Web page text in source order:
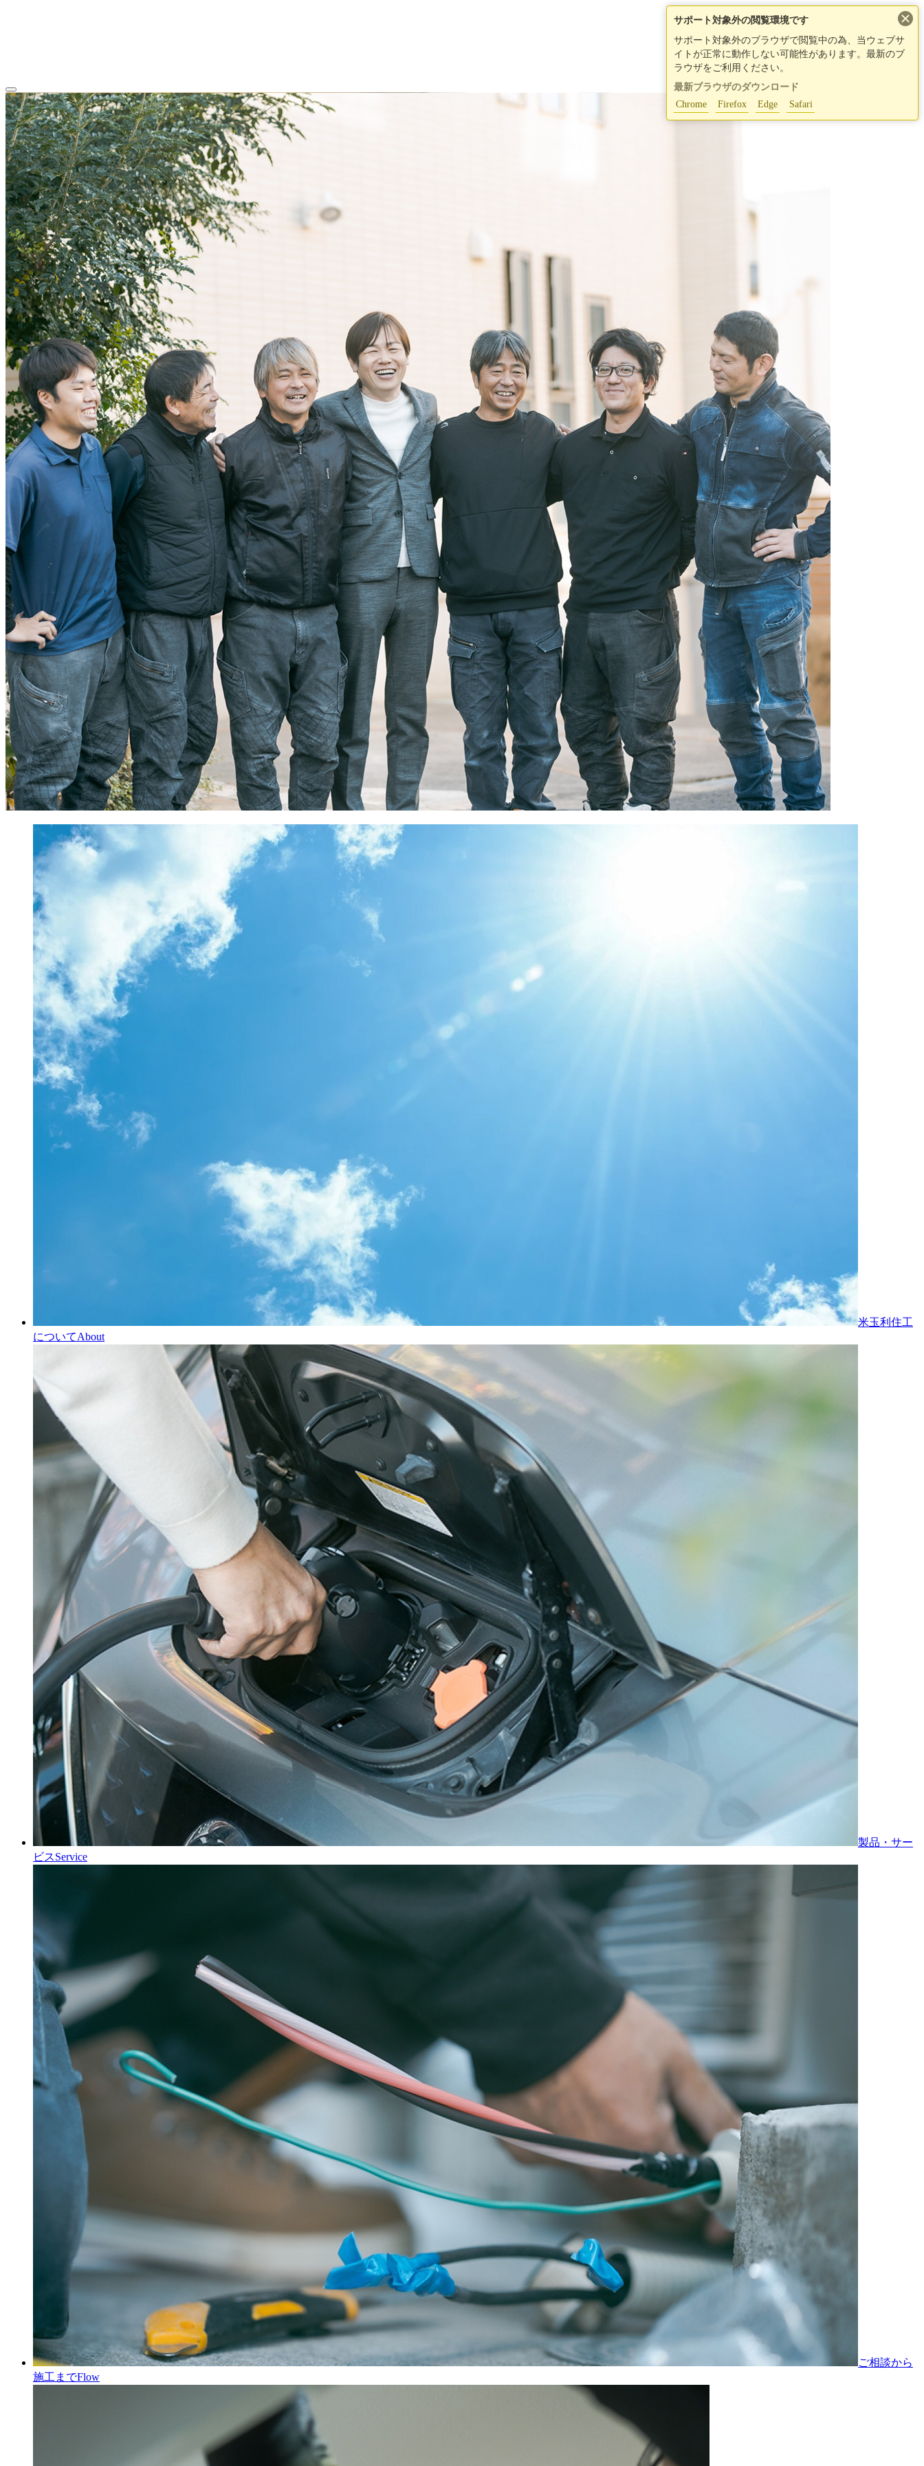
サポート対象外の閲覧環境です
サポート対象外のブラウザで閲覧中の為、当ウェブサ
イトが正常に動作しない可能性があります。最新のブ
ラウザをご利用ください。
最新ブラウザのダウンロード
Chrome
Firefox Edge Safari
米玉利住工
についてAbout
製品・サー
ビスService
ご相談から
施工までFlow